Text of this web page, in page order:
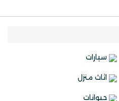
سيارات
اثاث منزل
حيوانات